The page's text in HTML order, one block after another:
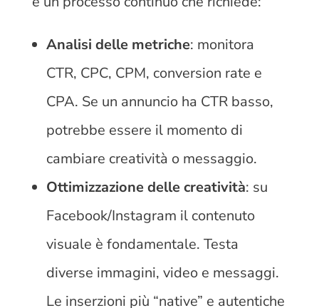
Analisi delle metriche: monitora
CTR, CPC, CPM, conversion rate e
CPA. Se un annuncio ha CTR basso,
potrebbe essere il momento di
cambiare creatività o messaggio.
Ottimizzazione delle creatività: su
Facebook/Instagram il contenuto
visuale è fondamentale. Testa
diverse immagini, video e messaggi.
Le inserzioni più “native” e autentiche